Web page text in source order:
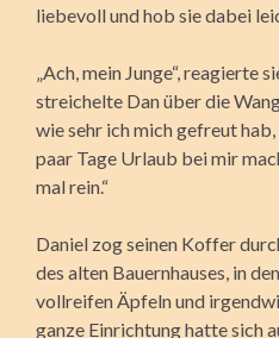
liebevoll und hob sie dabei
„Ach, mein Junge“, reagierte
streichelte Dan über die
wie sehr ich mich gefreut
paar Tage Urlaub bei mir
mal rein.“
Daniel zog seinen Koffer
des alten Bauernhauses, in
vollreifen Äpfeln und
ganze Einrichtung hatte sich